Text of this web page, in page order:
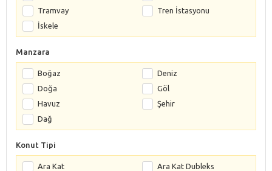
Tramvay
Tren İstasyonu
İskele
Manzara
Boğaz
Deniz
Doğa
Göl
Havuz
Şehir
Dağ
Konut Tipi
Ara Kat
Ara Kat Dubleks